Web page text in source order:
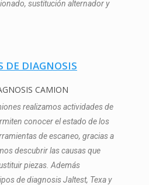
sustitución alternador y
DE DIAGNOSIS
realizamos actividades de
conocer el estado de los
de escaneo, gracias a
descubrir las causas que
piezas. Además
de diagnosis Jaltest, Texa y